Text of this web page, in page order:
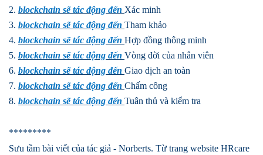
2. blockchain sẽ tác động đến Xác minh
3. blockchain sẽ tác động đến Tham khảo
4. blockchain sẽ tác động đến Hợp đồng thông minh
5. blockchain sẽ tác động đến Vòng đời của nhân viên
6. blockchain sẽ tác động đến Giao dịch an toàn
7. blockchain sẽ tác động đến Chấm công
8. blockchain sẽ tác động đến Tuân thủ và kiểm tra
*********
Sưu tầm bài viết của tác giả - Norberts. Từ trang website HRcare